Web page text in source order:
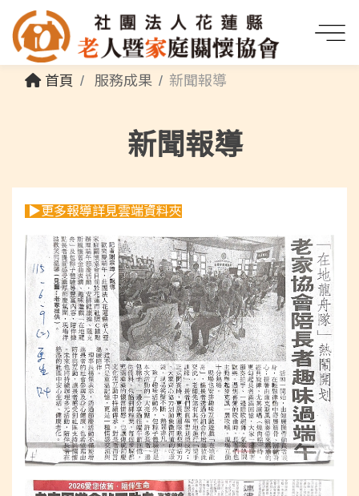
首頁 服務成果 新聞報導
新聞報導
▶更多報導詳見雲端資料夾